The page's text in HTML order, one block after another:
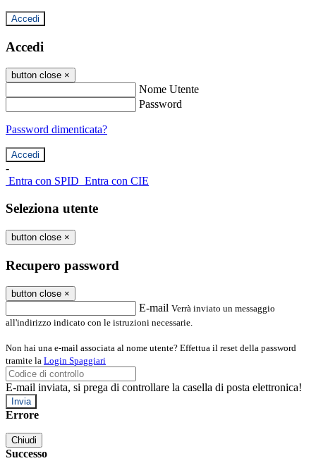
Accedi
Accedi
button close ×
Nome Utente
Password
Password dimenticata?
-
Entra con SPID Entra con CIE
Seleziona utente
button close ×
Recupero password
button close ×
E-mail Verrà inviato un messaggio
all'indirizzo indicato con le istruzioni necessarie.
Non hai una e-mail associata al nome utente? Effettua il reset della password
tramite la Login Spaggiari
E-mail inviata, si prega di controllare la casella di posta elettronica!
Errore
Chiudi
Successo